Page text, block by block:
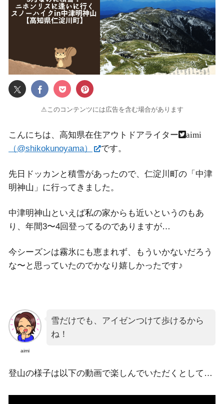
⚠このコンテンツには広告を含む場合があります
こんにちは、高知県在住アウトドアライター aimi
（@shikokunoyama） です。
先日ドッカンと積雪があったので、仁淀川町の「中津
明神山」に行ってきました。
中津明神山といえば私の家からも近いというのもあ
り、年間3〜4回登ってるのでありますが…
今シーズンは霧氷にも恵まれず、もういかないだろう
な〜と思っていたのでかなり嬉しかったです♪
aimi
雪だけでも、アイゼンつけて歩けるから
ね！
登山の様子は以下の動画で楽しんでいただくとして…